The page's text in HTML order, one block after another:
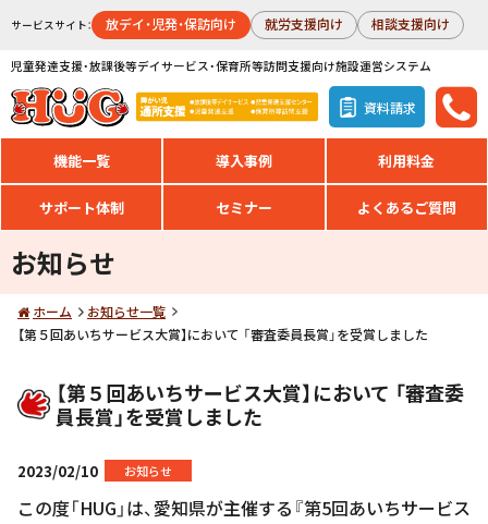
サービスサイト： 放デイ・児発・保訪向け 就労支援向け 相談支援向け
児童発達支援・放課後等デイサービス・保育所等訪問支援向け施設運営システム
資料請求
機能一覧 導入事例 利用料金
サポート体制 セミナー よくあるご質問
お知らせ
ホーム
お知らせ一覧
【第５回あいちサービス大賞】において 「審査委員長賞」を受賞しました
【第５回あいちサービス大賞】において 「審査委
員長賞」を受賞しました
2023/02/10 お知らせ
この度「HUG」は、愛知県が主催する『第5回あいちサービス